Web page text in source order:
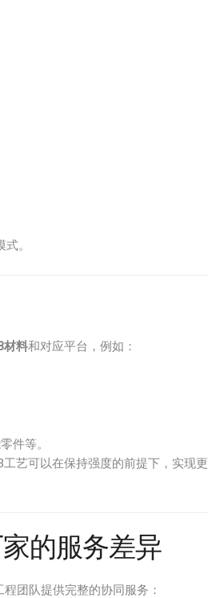
。
材料和对应平台，例如：
件等。
艺可以在保持强度的前提下，实现更
的服务差异
团队提供完整的协同服务：